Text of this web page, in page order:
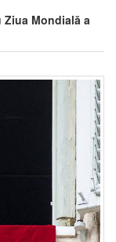
Ziua Mondială a